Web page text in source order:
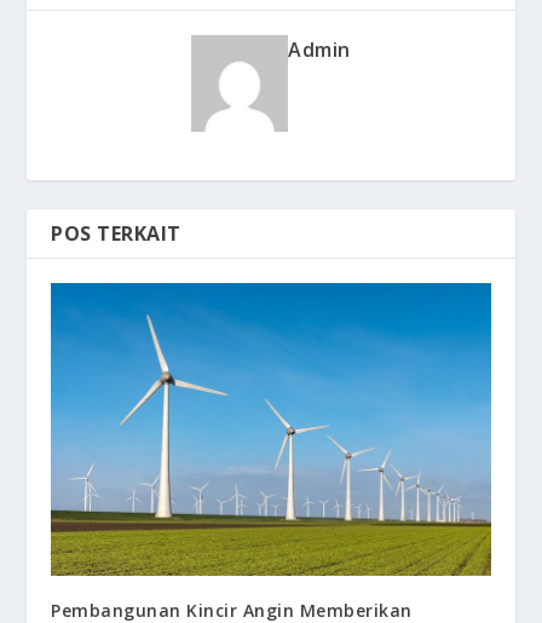
Admin
POS TERKAIT
Pembangunan Kincir Angin Memberikan